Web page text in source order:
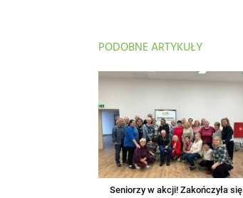
PODOBNE ARTYKUŁY
Seniorzy w akcji! Zakończyła się